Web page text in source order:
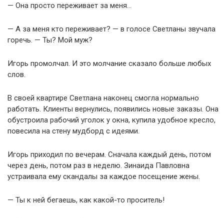
— Она просто переживает за меня…
— А за меня кто переживает? — в голосе Светланы звучала
горечь. — Ты? Мой муж?
Игорь промолчал. И это молчание сказало больше любых
слов.
В своей квартире Светлана наконец смогла нормально
работать. Клиенты вернулись, появились новые заказы. Она
обустроила рабочий уголок у окна, купила удобное кресло,
повесила на стену мудборд с идеями.
Игорь приходил по вечерам. Сначала каждый день, потом
через день, потом раз в неделю. Зинаида Павловна
устраивала ему скандалы за каждое посещение жены.
— Ты к ней бегаешь, как какой-то проситель!